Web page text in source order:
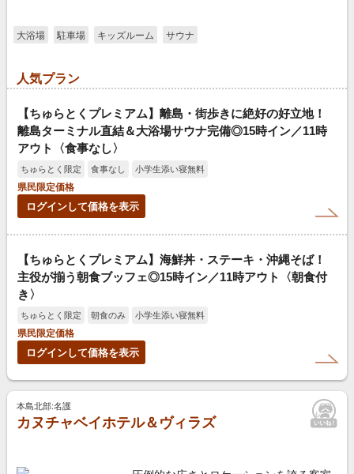
大浴場 駐車場 キッズルーム サウナ
人気プラン
【ちゅらとくプレミアム】離島・街歩きに絶好の好立地！
離島ターミナル直結＆大浴場サウナ完備◎15時イン／11時
アウト〈食事なし〉
ちゅらとく限定 食事なし
小学生添い寝無料
県民限定価格
ログインして価格を表示
【ちゅらとくプレミアム】海鮮丼・ステーキ・沖縄そば！
主役が揃う朝食ブッフェ◎15時イン／11時アウト〈朝食付
き〉
ちゅらとく限定 朝食のみ
小学生添い寝無料
県民限定価格
ログインして価格を表示
本島北部:名護
カヌチャベイホテル＆ヴィラズ